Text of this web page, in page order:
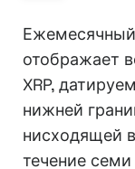
Ежемесячный
отображает
XRP,
нижней
нисходящей
течение